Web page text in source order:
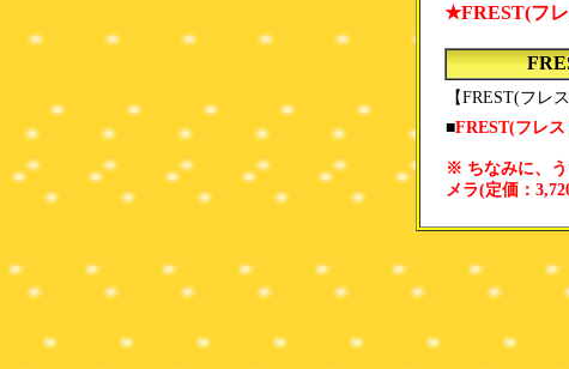
★FREST(フレ
【FREST(フレ
■FREST(フレ
※ ちなみに、う
メラ(定価：